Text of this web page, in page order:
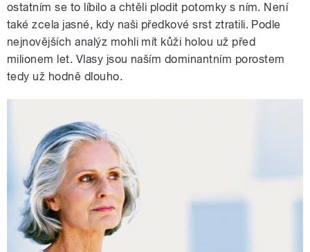
ostatním se to líbilo a chtěli plodit potomky s ním. Není
také zcela jasné, kdy naši předkové srst ztratili. Podle
nejnovějších analýz mohli mít kůži holou už před
milionem let. Vlasy jsou naším dominantním porostem
tedy už hodně dlouho.